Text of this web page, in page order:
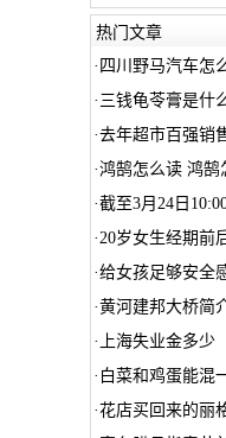
热门文章
· 四川野马汽车怎
· 三钱龟苓膏是什
·去年超市百强销
·鸿鹄怎么读 鸿鹄
·截至3月24日
·20岁女生经期前
·给女孩足够安全
·黄河建邦大桥简
· 上海失业金多少
· 白菜和鸡蛋能混
·花店买回来的丽